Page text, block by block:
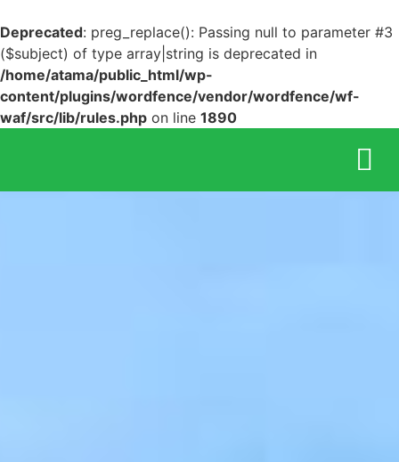
Deprecated: preg_replace(): Passing null to parameter #3
($subject) of type array|string is deprecated in
/home/atama/public_html/wp-
content/plugins/wordfence/vendor/wordfence/wf-
waf/src/lib/rules.php on line 1890